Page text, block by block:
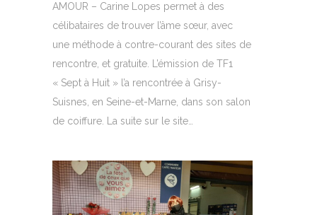
AMOUR – Carine Lopes permet à des
célibataires de trouver l’âme sœur, avec
une méthode à contre-courant des sites de
rencontre, et gratuite. L’émission de TF1
« Sept à Huit » l’a rencontrée à Grisy-
Suisnes, en Seine-et-Marne, dans son salon
de coiffure. La suite sur le site…